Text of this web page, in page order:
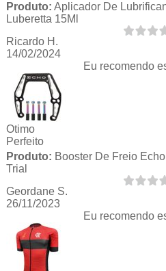
Produto: Aplicador De
Luberetta 15Ml
Ricardo H.
14/02/2024
Eu recomendo
Otimo
Perfeito
Produto: Booster De Freio
Trial
Geordane S.
26/11/2023
Eu recomendo